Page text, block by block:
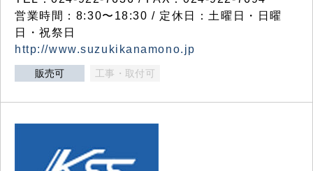
営業時間：8:30〜18:30 / 定休日：土曜日・日曜
日・祝祭日
http://www.suzukikanamono.jp
販売可 工事・取付可